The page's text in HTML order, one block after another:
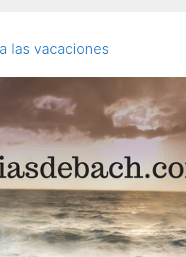
las vacaciones